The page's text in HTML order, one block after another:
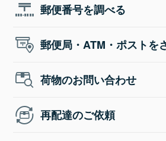
郵便番号を調べる
郵便局・ATM・ポストを
荷物のお問い合わせ
再配達のご依頼